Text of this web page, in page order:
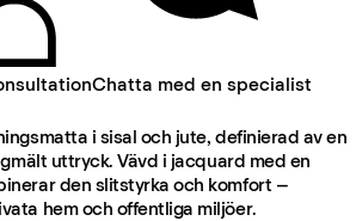
Chatta med en specialist
i sisal och jute, definierad av en
uttryck. Vävd i jacquard med en
den slitstyrka och komfort –
hem och offentliga miljöer.